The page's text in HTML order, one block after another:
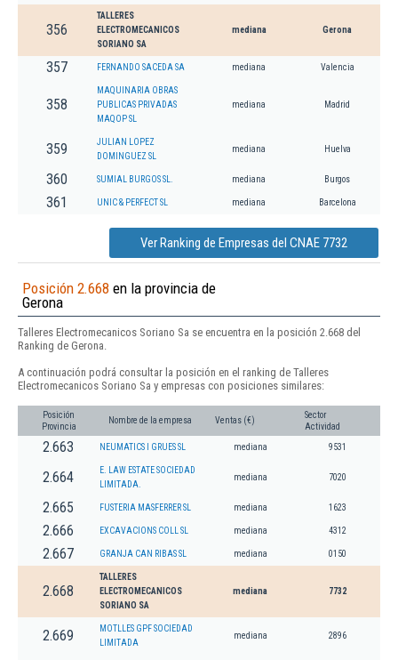
356
TALLERES
ELECTROMECANICOS
SORIANO SA
mediana Gerona
357 FERNANDO SACEDA SA mediana Valencia
358
MAQUINARIA OBRAS
PUBLICAS PRIVADAS
MAQOP SL
mediana Madrid
359
JULIAN LOPEZ
DOMINGUEZ SL
mediana Huelva
360 SUMIAL BURGOS SL. mediana Burgos
361 UNIC & PERFECT SL mediana Barcelona
Ver Ranking de Empresas del CNAE 7732
Posición 2.668 en la provincia de
Gerona
Talleres Electromecanicos Soriano Sa se encuentra en la posición 2.668 del
Ranking de Gerona.
A continuación podrá consultar la posición en el ranking de Talleres
Electromecanicos Soriano Sa y empresas con posiciones similares:
Posición
Provincia
Nombre de la empresa Ventas (€)
Sector
Actividad
2.663 NEUMATICS I GRUES SL mediana 9531
2.664
E. LAW ESTATE SOCIEDAD
LIMITADA.
mediana 7020
2.665 FUSTERIA MASFERRER SL mediana 1623
2.666 EXCAVACIONS COLL SL mediana 4312
2.667 GRANJA CAN RIBAS SL mediana 0150
2.668
TALLERES
ELECTROMECANICOS
SORIANO SA
mediana 7732
2.669
MOTLLES GPF SOCIEDAD
LIMITADA
mediana 2896